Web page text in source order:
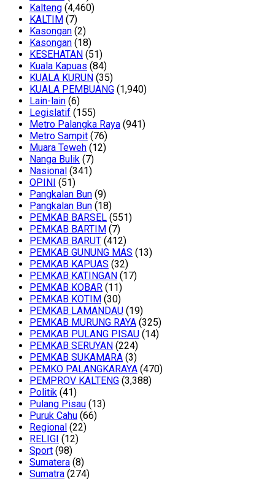
Kalteng (4,460)
KALTIM (7)
Kasongan (2)
Kasongan (18)
KESEHATAN (51)
Kuala Kapuas (84)
KUALA KURUN (35)
KUALA PEMBUANG (1,940)
Lain-lain (6)
Legislatif (155)
Metro Palangka Raya (941)
Metro Sampit (76)
Muara Teweh (12)
Nanga Bulik (7)
Nasional (341)
OPINI (51)
Pangkalan Bun (9)
Pangkalan Bun (18)
PEMKAB BARSEL (551)
PEMKAB BARTIM (7)
PEMKAB BARUT (412)
PEMKAB GUNUNG MAS (13)
PEMKAB KAPUAS (32)
PEMKAB KATINGAN (17)
PEMKAB KOBAR (11)
PEMKAB KOTIM (30)
PEMKAB LAMANDAU (19)
PEMKAB MURUNG RAYA (325)
PEMKAB PULANG PISAU (14)
PEMKAB SERUYAN (224)
PEMKAB SUKAMARA (3)
PEMKO PALANGKARAYA (470)
PEMPROV KALTENG (3,388)
Politik (41)
Pulang Pisau (13)
Puruk Cahu (66)
Regional (22)
RELIGI (12)
Sport (98)
Sumatera (8)
Sumatra (274)